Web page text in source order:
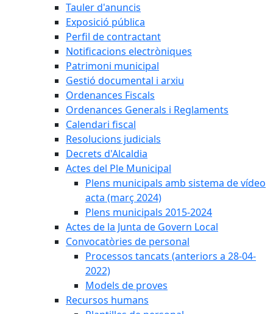
Tauler d'anuncis
Exposició pública
Perfil de contractant
Notificacions electròniques
Patrimoni municipal
Gestió documental i arxiu
Ordenances Fiscals
Ordenances Generals i Reglaments
Calendari fiscal
Resolucions judicials
Decrets d'Alcaldia
Actes del Ple Municipal
Plens municipals amb sistema de vídeo
acta (març 2024)
Plens municipals 2015-2024
Actes de la Junta de Govern Local
Convocatòries de personal
Processos tancats (anteriors a 28-04-
2022)
Models de proves
Recursos humans